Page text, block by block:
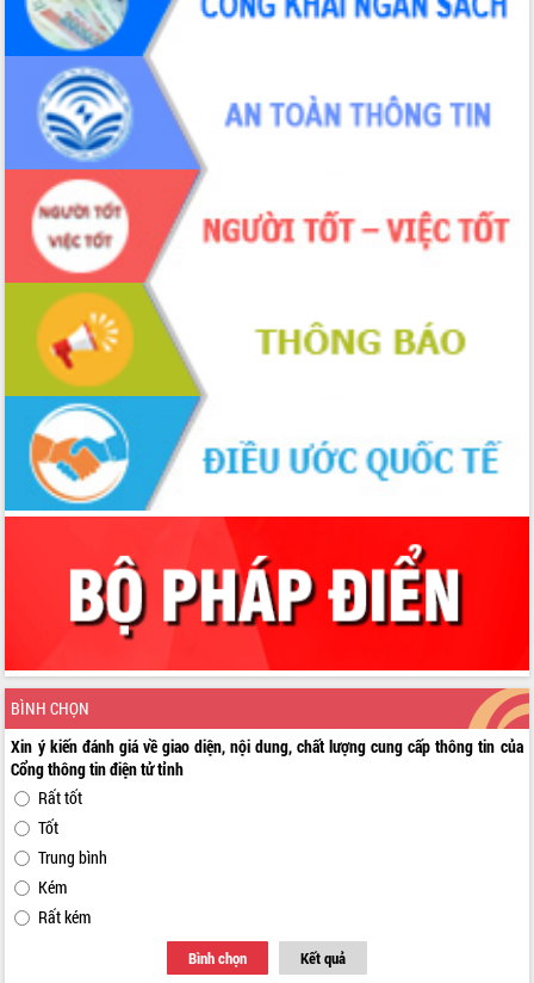
BÌNH CHỌN
Xin ý kiến đánh giá về giao diện, nội dung, chất lượng cung cấp thông tin của
Cổng thông tin điện tử tỉnh
Rất tốt
Tốt
Trung bình
Kém
Rất kém
Bình chọn Kết quả